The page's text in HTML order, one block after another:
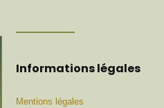
Informations légales
Mentions légales